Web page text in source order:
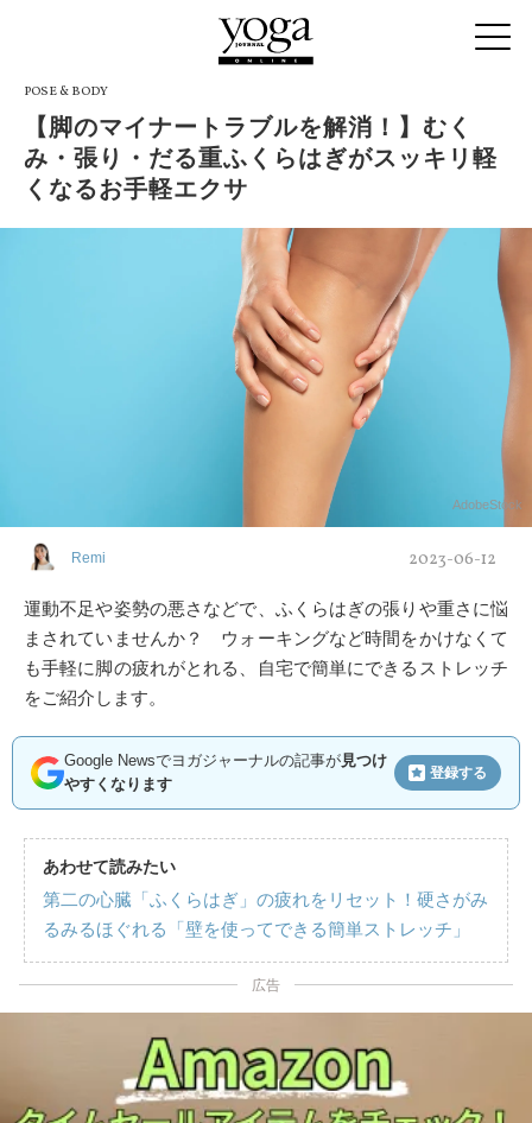
POSE & BODY
【脚のマイナートラブルを解消！】むく
み・張り・だる重ふくらはぎがスッキリ軽
くなるお手軽エクサ
AdobeStock
Remi 2023-06-12
運動不足や姿勢の悪さなどで、ふくらはぎの張りや重さに悩
まされていませんか？ ウォーキングなど時間をかけなくて
も手軽に脚の疲れがとれる、自宅で簡単にできるストレッチ
をご紹介します。
Google Newsでヨガジャーナルの記事が見つけ
やすくなります
登録する
あわせて読みたい
第二の心臓「ふくらはぎ」の疲れをリセット！硬さがみ
るみるほぐれる「壁を使ってできる簡単ストレッチ」
広告